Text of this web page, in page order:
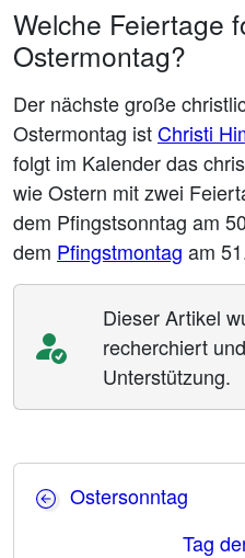
Welche Feiertage
Ostermontag?
Der nächste große
Ostermontag istChristi
folgt im Kalender das
wie Ostern mit zwei
dem Pfingstsonntag am
dem Pfingstmontag am
Dieser Artikel
recherchiert
Unterstützung.
Ostersonntag
Tag